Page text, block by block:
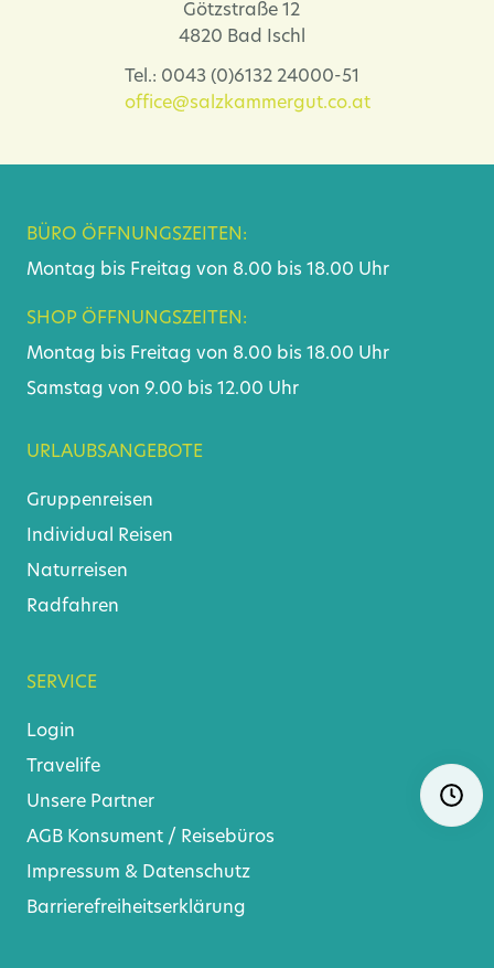
Götzstraße 12
4820 Bad Ischl
Tel.: 0043 (0)6132 24000-51
office@salzkammergut.co.at
BÜRO ÖFFNUNGSZEITEN:
Montag bis Freitag von 8.00 bis 18.00 Uhr
SHOP ÖFFNUNGSZEITEN:
Montag bis Freitag von 8.00 bis 18.00 Uhr
Samstag von 9.00 bis 12.00 Uhr
URLAUBSANGEBOTE
Gruppenreisen
Individual Reisen
Naturreisen
Radfahren
SERVICE
Login
Travelife
Unsere Partner
AGB Konsument / Reisebüros
Impressum & Datenschutz
Barrierefreiheitserklärung